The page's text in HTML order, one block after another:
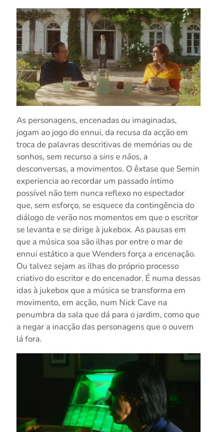
As personagens, encenadas ou imaginadas,
jogam ao jogo do ennui, da recusa da acção em
troca de palavras descritivas de memórias ou de
sonhos, sem recurso a sinsenãos, a
desconversas, a movimentos. O êxtase que Semin
experiencia ao recordar um passado íntimo
possível não tem nunca reflexo no espectador
que, sem esforço, se esquece da contingência do
diálogo de verão nos momentos em que o escritor
se levanta e se dirige à jukebox. As pausas em
que a música soa são ilhas por entre o mar de
ennui estático a que Wenders força a encenação.
Ou talvez sejam as ilhas do próprio processo
criativo do escritor e do encenador. É numa dessas
idas à jukebox que a música se transforma em
movimento, em acção, num Nick Cave na
penumbra da sala que dá para o jardim, como que
a negar a inacção das personagens que o ouvem
lá fora.